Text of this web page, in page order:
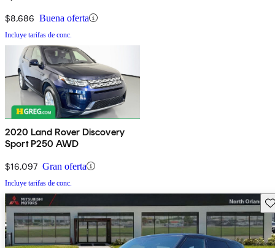
$8,686 Buena oferta
Incluye tarifas de conc.
2020 Land Rover Discovery
Sport P250 AWD
$16,097 Gran oferta
Incluye tarifas de conc.